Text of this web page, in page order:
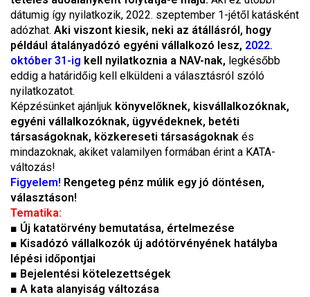
dátumig így nyilatkozik, 2022. szeptember 1-jétől katásként
adózhat. Aki viszont kiesik, neki az átállásról, hogy
például átalányadózó egyéni vállalkozó lesz, 2022.
október 31-ig kell nyilatkoznia a NAV-nak, legkésőbb
eddig a határidőig kell elküldeni a választásról szóló
nyilatkozatot.
Képzésünket ajánljuk könyvelőknek, kisvállalkozóknak,
egyéni vállalkozóknak, ügyvédeknek, betéti
társaságoknak, közkereseti társaságoknak és
mindazoknak, akiket valamilyen formában érint a KATA-
változás!
Figyelem! Rengeteg pénz múlik egy jó döntésen,
választáson!
Tematika:
■ Új katatörvény bemutatása, értelmezése
■ Kisadózó vállalkozók új adótörvényének hatályba
lépési időpontjai
■ Bejelentési kötelezettségek
■ A kata alanyiság változása